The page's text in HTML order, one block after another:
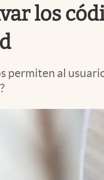
los
permiten al